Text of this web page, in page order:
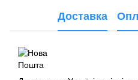
Доставка